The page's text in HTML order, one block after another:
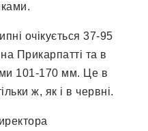
очікується 37-95
Прикарпатті та в
101-170 мм. Це в
ж, як і в червні.